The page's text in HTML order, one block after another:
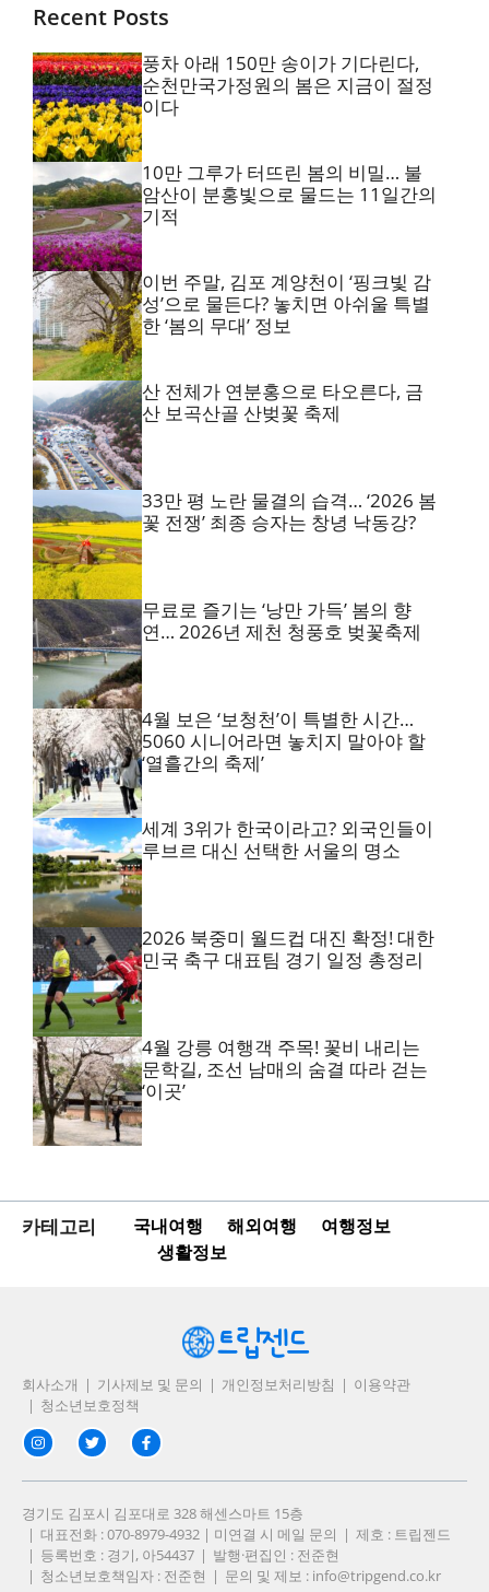
Recent Posts
풍차 아래 150만 송이가 기다린다,
순천만국가정원의 봄은 지금이 절정
이다
10만 그루가 터뜨린 봄의 비밀… 불
암산이 분홍빛으로 물드는 11일간의
기적
이번 주말, 김포 계양천이 ‘핑크빛 감
성’으로 물든다? 놓치면 아쉬울 특별
한 ‘봄의 무대’ 정보
산 전체가 연분홍으로 타오른다, 금
산 보곡산골 산벚꽃 축제
33만 평 노란 물결의 습격… ‘2026 봄
꽃 전쟁’ 최종 승자는 창녕 낙동강?
무료로 즐기는 ‘낭만 가득’ 봄의 향
연… 2026년 제천 청풍호 벚꽃축제
4월 보은 ‘보청천’이 특별한 시간…
5060 시니어라면 놓치지 말아야 할
‘열흘간의 축제’
세계 3위가 한국이라고? 외국인들이
루브르 대신 선택한 서울의 명소
2026 북중미 월드컵 대진 확정! 대한
민국 축구 대표팀 경기 일정 총정리
4월 강릉 여행객 주목! 꽃비 내리는
문학길, 조선 남매의 숨결 따라 걷는
‘이곳’
카테고리 국내여행 해외여행
여행정보
생활정보
회사소개 기사제보 및 문의 개인정보처리방침
이용약관
청소년보호정책
경기도 김포시 김포대로 328 해센스마트 15층
대표전화 : 070-8979-4932 | 미연결 시 메일 문의
제호 : 트립젠드
등록번호 : 경기, 아54437
발행·편집인 : 전준현
청소년보호책임자 : 전준현
문의 및 제보 : info@tripgend.co.kr